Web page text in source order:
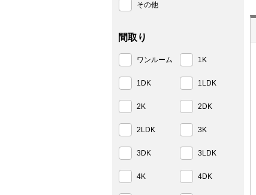
その他
間取り
ワンルーム 1K
1DK 1LDK
2K 2DK
2LDK 3K
3DK 3LDK
4K 4DK